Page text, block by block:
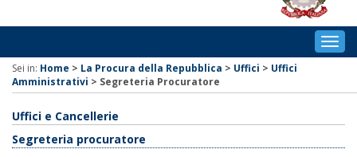
Sei in: Home > La Procura della Repubblica > Uffici > Uffici
Amministrativi > Segreteria Procuratore
Uffici e Cancellerie
Segreteria procuratore